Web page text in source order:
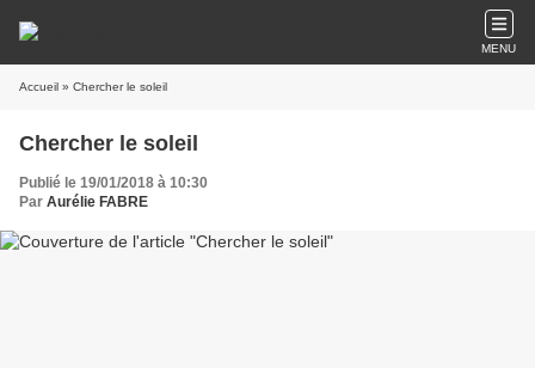
MENU
Accueil » Chercher le soleil
Chercher le soleil
Publié le 19/01/2018 à 10:30
Par Aurélie FABRE